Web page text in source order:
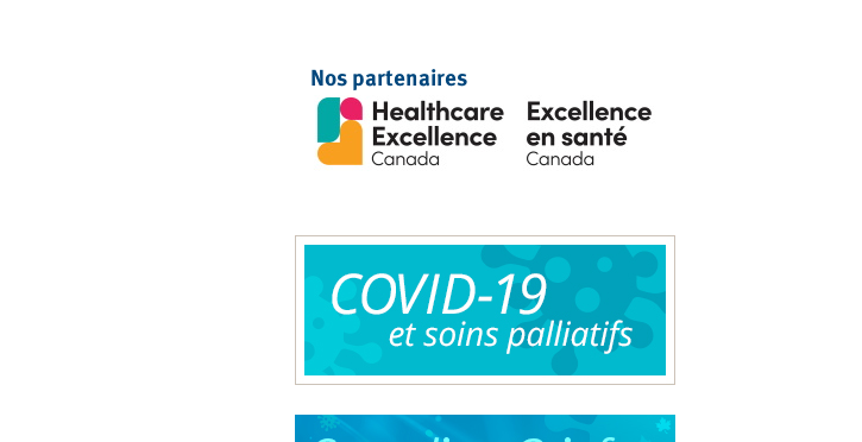
Nos partenaires